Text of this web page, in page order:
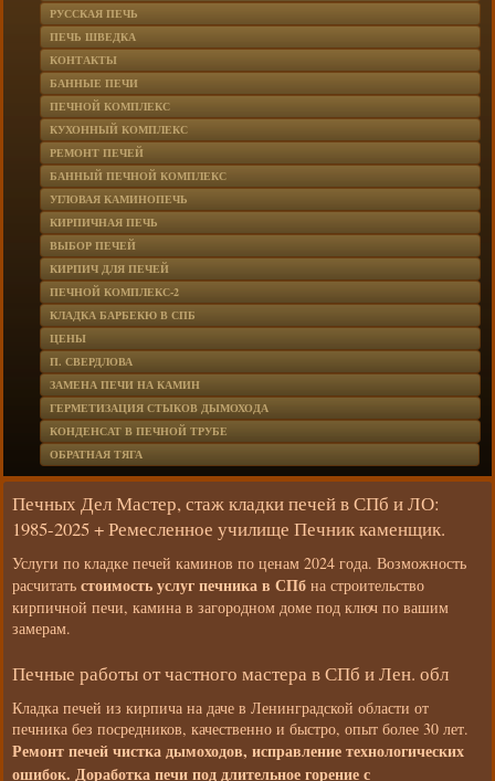
РУССКАЯ ПЕЧЬ
ПЕЧЬ ШВЕДКА
КОНТАКТЫ
БАННЫЕ ПЕЧИ
ПЕЧНОЙ КОМПЛЕКС
КУХОННЫЙ КОМПЛЕКС
РЕМОНТ ПЕЧЕЙ
БАННЫЙ ПЕЧНОЙ КОМПЛЕКС
УГЛОВАЯ КАМИНОПЕЧЬ
КИРПИЧНАЯ ПЕЧЬ
ВЫБОР ПЕЧЕЙ
КИРПИЧ ДЛЯ ПЕЧЕЙ
ПЕЧНОЙ КОМПЛЕКС-2
КЛАДКА БАРБЕКЮ В СПБ
ЦЕНЫ
П. СВЕРДЛОВА
ЗАМЕНА ПЕЧИ НА КАМИН
ГЕРМЕТИЗАЦИЯ СТЫКОВ ДЫМОХОДА
КОНДЕНСАТ В ПЕЧНОЙ ТРУБЕ
ОБРАТНАЯ ТЯГА
Печных Дел Мастер, стаж кладки печей в СПб и ЛО:
1985-2025 + Ремесленное училище Печник каменщик.
Услуги по кладке печей каминов по ценам 2024 года. Возможность
расчитать стоимость услуг печника в СПб на строительство
кирпичной печи, камина в загородном доме под ключ по вашим
замерам.
Печные работы от частного мастера в СПб и Лен. обл
Кладка печей из кирпича на даче в Ленинградской области от
печника без посредников, качественно и быстро, опыт более 30 лет.
Ремонт печей чистка дымоходов, исправление технологических
ошибок. Доработка печи под длительное горение с